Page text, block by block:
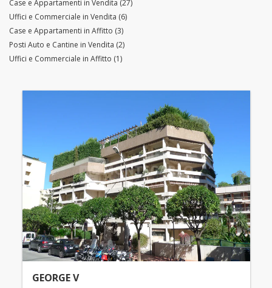
Case e Appartamenti in Vendita (27)
Uffici e Commerciale in Vendita (6)
Case e Appartamenti in Affitto (3)
Posti Auto e Cantine in Vendita (2)
Uffici e Commerciale in Affitto (1)
GEORGE V